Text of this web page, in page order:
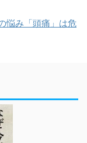
悩み「頭痛」は危